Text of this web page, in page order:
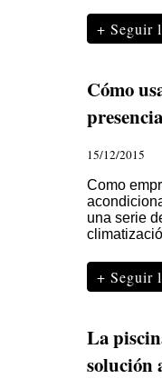
+ Seguir
Cómo
15/12/2015
Como
una serie
+ Seguir
La
solución